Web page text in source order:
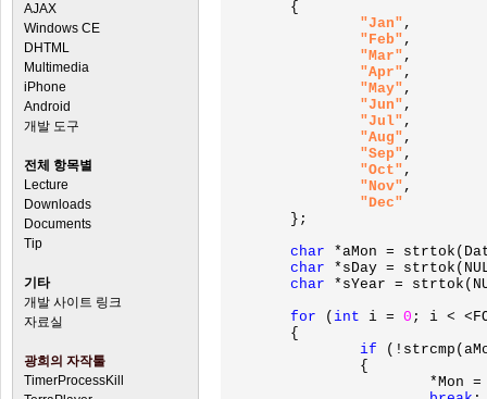
AJAX
Windows CE
DHTML
Multimedia
iPhone
Android
개발 도구
전체 항목별
Lecture
Downloads
Documents
Tip
기타
개발 사이트 링크
자료실
광희의 자작툴
TimerProcessKill
"Jan" ,
"Feb" ,
"Mar" ,
"Apr" ,
"May" ,
"Jun" ,
"Jul" ,
"Aug" ,
"Sep" ,
"Oct" ,
"Nov" ,
"Dec"
};
char *aMon =
char *sDay =
char *sYear =
for
( int i = 0 ; i <
if
*Mon